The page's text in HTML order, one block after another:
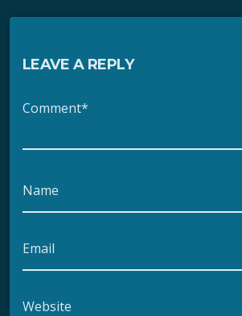
LEAVE A REPLY
Comment*
Name
Email
Website